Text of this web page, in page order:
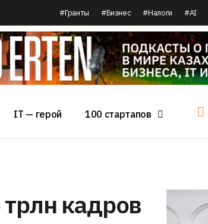
#Гранты #Бизнес #Налоги #AI
IT — герой 100 стартапов
кадров